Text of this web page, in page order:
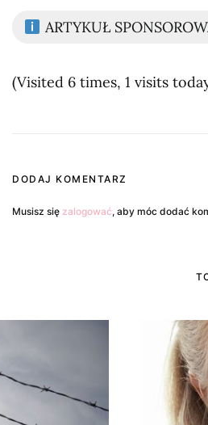
ARTYKUŁ
(Visited 6 times, 1 visits
DODAJ KOMENTARZ
Musisz się zalogować, aby móc dodać